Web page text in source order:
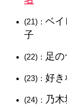
(21)： ベイ
子
(22)： 足
(23)： 好き
(24)： 乃